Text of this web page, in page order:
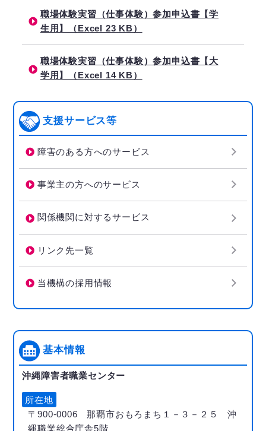
職場体験実習（仕事体験）参加申込書【学
生用】（Excel 23 KB）
職場体験実習（仕事体験）参加申込書【大
学用】（Excel 14 KB）
支援サービス等
障害のある方へのサービス
事業主の方へのサービス
関係機関に対するサービス
リンク先一覧
当機構の採用情報
基本情報
沖縄障害者職業センター
所在地
〒900-0006 那覇市おもろまち１－３－２５ 沖
縄職業総合庁舎5階